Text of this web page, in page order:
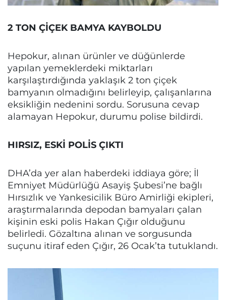
2 TON ÇİÇEK BAMYA KAYBOLDU
Hepokur, alınan ürünler ve düğünlerde
yapılan yemeklerdeki miktarları
karşılaştırdığında yaklaşık 2 ton çiçek
bamyanın olmadığını belirleyip, çalışanlarına
eksikliğin nedenini sordu. Sorusuna cevap
alamayan Hepokur, durumu polise bildirdi.
HIRSIZ, ESKİ POLİS ÇIKTI
DHA’da yer alan haberdeki iddiaya göre; İl
Emniyet Müdürlüğü Asayiş Şubesi’ne bağlı
Hırsızlık ve Yankesicilik Büro Amirliği ekipleri,
araştırmalarında depodan bamyaları çalan
kişinin eski polis Hakan Çığır olduğunu
belirledi. Gözaltına alınan ve sorgusunda
suçunu itiraf eden Çığır, 26 Ocak’ta tutuklandı.